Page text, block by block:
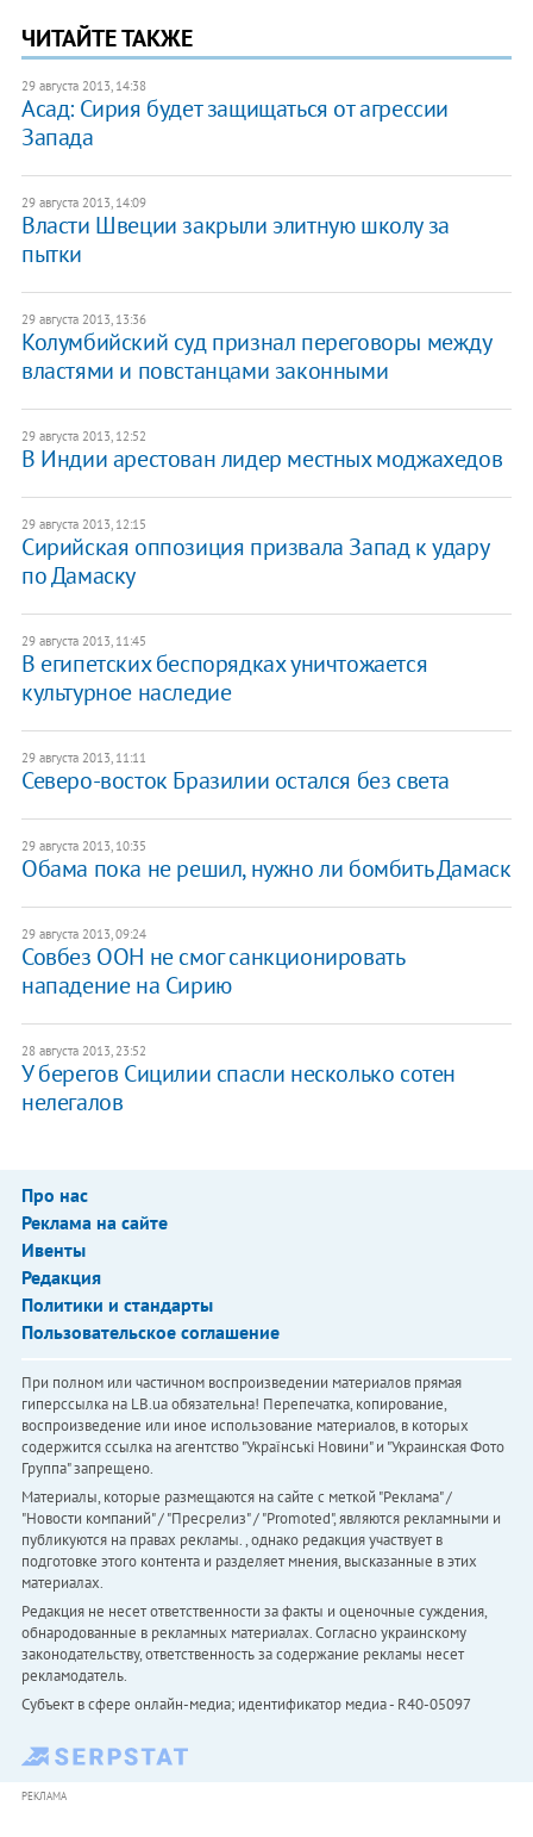
ЧИТАЙТЕ ТАКЖЕ
29 августа 2013, 14:38
Асад: Сирия будет защищаться от агрессии
Запада
29 августа 2013, 14:09
Власти Швеции закрыли элитную школу за
пытки
29 августа 2013, 13:36
Колумбийский суд признал переговоры между
властями и повстанцами законными
29 августа 2013, 12:52
В Индии арестован лидер местных моджахедов
29 августа 2013, 12:15
Сирийская оппозиция призвала Запад к удару
по Дамаску
29 августа 2013, 11:45
В египетских беспорядках уничтожается
культурное наследие
29 августа 2013, 11:11
Северо-восток Бразилии остался без света
29 августа 2013, 10:35
Обама пока не решил, нужно ли бомбить Дамаск
29 августа 2013, 09:24
Совбез ООН не смог санкционировать
нападение на Сирию
28 августа 2013, 23:52
У берегов Сицилии спасли несколько сотен
нелегалов
Про нас
Реклама на сайте
Ивенты
Редакция
Политики и стандарты
Пользовательское соглашение
При полном или частичном воспроизведении материалов прямая
гиперссылка на LB.ua обязательна! Перепечатка, копирование,
воспроизведение или иное использование материалов, в которых
содержится ссылка на агентство "Українськi Новини" и "Украинская Фото
Группа" запрещено.
Материалы, которые размещаются на сайте с меткой "Реклама" /
"Новости компаний" / "Пресрелиз" / "Promoted", являются рекламными и
публикуются на правах рекламы. , однако редакция участвует в
подготовке этого контента и разделяет мнения, высказанные в этих
материалах.
Редакция не несет ответственности за факты и оценочные суждения,
обнародованные в рекламных материалах. Согласно украинскому
законодательству, ответственность за содержание рекламы несет
рекламодатель.
Субъект в сфере онлайн-медиа; идентификатор медиа - R40-05097
РЕКЛАМА